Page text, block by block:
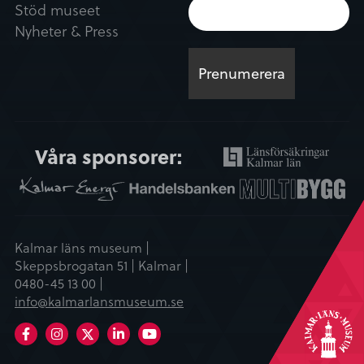
Stöd museet
Nyheter & Press
Våra sponsorer:
Kalmar läns museum |
Skeppsbrogatan 51 | Kalmar |
0480-45 13 00 |
info@kalmarlansmuseum.se
FacebookInstagram LinkedIn